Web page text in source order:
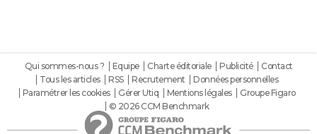
Qui sommes-nous ? Equipe Charte éditoriale Publicité
Contact
Tous les articles
RSS Recrutement
Données personnelles
Paramétrer les cookies
Gérer Utiq Mentions légales
Groupe Figaro
© 2026 CCM Benchmark